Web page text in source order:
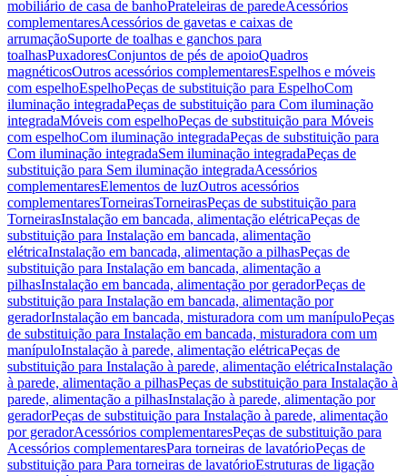
mobiliário de casa de banhoPrateleiras de paredeAcessórios
complementaresAcessórios de gavetas e caixas de
arrumaçãoSuporte de toalhas e ganchos para
toalhasPuxadoresConjuntos de pés de apoioQuadros
magnéticosOutros acessórios complementaresEspelhos e móveis
com espelhoEspelhoPeças de substituição para EspelhoCom
iluminação integradaPeças de substituição para Com iluminação
integradaMóveis com espelhoPeças de substituição para Móveis
com espelhoCom iluminação integradaPeças de substituição para
Com iluminação integradaSem iluminação integradaPeças de
substituição para Sem iluminação integradaAcessórios
complementaresElementos de luzOutros acessórios
complementaresTorneirasTorneirasPeças de substituição para
TorneirasInstalação em bancada, alimentação elétricaPeças de
substituição para Instalação em bancada, alimentação
elétricaInstalação em bancada, alimentação a pilhasPeças de
substituição para Instalação em bancada, alimentação a
pilhasInstalação em bancada, alimentação por geradorPeças de
substituição para Instalação em bancada, alimentação por
geradorInstalação em bancada, misturadora com um manípuloPeças
de substituição para Instalação em bancada, misturadora com um
manípuloInstalação à parede, alimentação elétricaPeças de
substituição para Instalação à parede, alimentação elétricaInstalação
à parede, alimentação a pilhasPeças de substituição para Instalação à
parede, alimentação a pilhasInstalação à parede, alimentação por
geradorPeças de substituição para Instalação à parede, alimentação
por geradorAcessórios complementaresPeças de substituição para
Acessórios complementaresPara torneiras de lavatórioPeças de
substituição para Para torneiras de lavatórioEstruturas de ligação